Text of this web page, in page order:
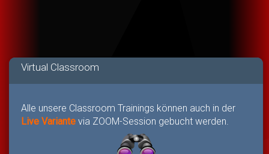
Virtual Classroom
Alle unsere Classroom Trainings können auch in der
Live Variante via ZOOM-Session gebucht werden.